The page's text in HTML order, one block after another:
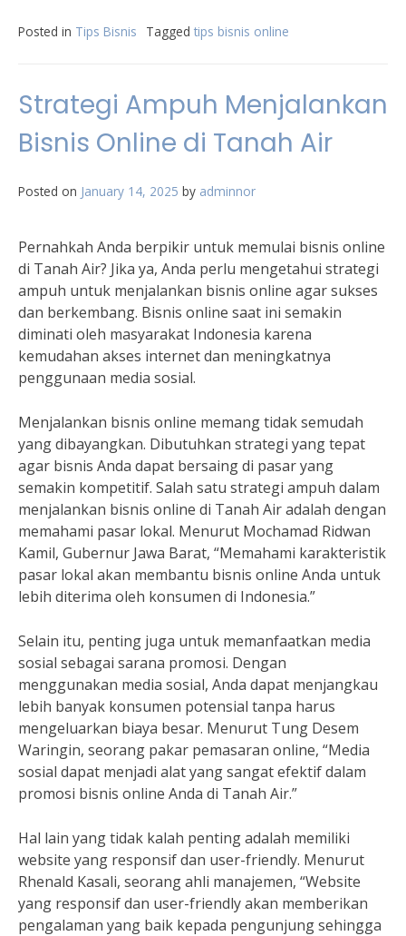
Posted in Tips Bisnis Tagged tips bisnis online
Strategi Ampuh Menjalankan
Bisnis Online di Tanah Air
Posted on January 14, 2025 by adminnor
Pernahkah Anda berpikir untuk memulai bisnis online
di Tanah Air? Jika ya, Anda perlu mengetahui strategi
ampuh untuk menjalankan bisnis online agar sukses
dan berkembang. Bisnis online saat ini semakin
diminati oleh masyarakat Indonesia karena
kemudahan akses internet dan meningkatnya
penggunaan media sosial.
Menjalankan bisnis online memang tidak semudah
yang dibayangkan. Dibutuhkan strategi yang tepat
agar bisnis Anda dapat bersaing di pasar yang
semakin kompetitif. Salah satu strategi ampuh dalam
menjalankan bisnis online di Tanah Air adalah dengan
memahami pasar lokal. Menurut Mochamad Ridwan
Kamil, Gubernur Jawa Barat, “Memahami karakteristik
pasar lokal akan membantu bisnis online Anda untuk
lebih diterima oleh konsumen di Indonesia.”
Selain itu, penting juga untuk memanfaatkan media
sosial sebagai sarana promosi. Dengan
menggunakan media sosial, Anda dapat menjangkau
lebih banyak konsumen potensial tanpa harus
mengeluarkan biaya besar. Menurut Tung Desem
Waringin, seorang pakar pemasaran online, “Media
sosial dapat menjadi alat yang sangat efektif dalam
promosi bisnis online Anda di Tanah Air.”
Hal lain yang tidak kalah penting adalah memiliki
website yang responsif dan user-friendly. Menurut
Rhenald Kasali, seorang ahli manajemen, “Website
yang responsif dan user-friendly akan memberikan
pengalaman yang baik kepada pengunjung sehingga